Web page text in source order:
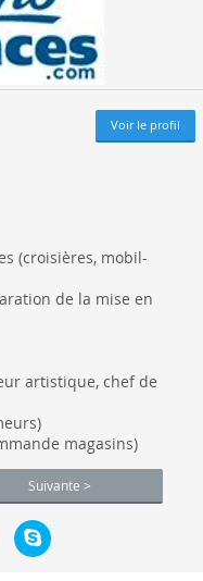
Voir le profil
(croisières, mobil-
de la mise en
artistique, chef de
magasins)
Suivante >